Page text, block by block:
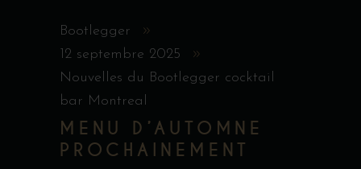
Bootlegger
12 septembre 2025
Nouvelles du Bootlegger cocktail
bar Montreal
MENU D’AUTOMNE
PROCHAINEMENT